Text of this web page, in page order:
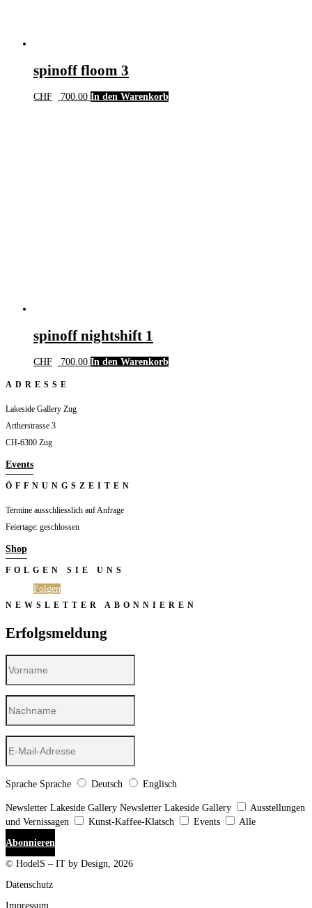
spinoff floom 3
CHF 700.00 In den Warenkorb
spinoff nightshift 1
CHF 700.00 In den Warenkorb
ADRESSE
Lakeside Gallery Zug
Artherstrasse 3
CH-6300 Zug
Events
ÖFFNUNGSZEITEN
Termine ausschliesslich auf Anfrage
Feiertage: geschlossen
Shop
FOLGEN SIE UNS
Folgen
NEWSLETTER ABONNIEREN
Erfolgsmeldung
Sprache Sprache Deutsch Englisch
Newsletter Lakeside Gallery Newsletter Lakeside Gallery
Ausstellungen
und Vernissagen
Kunst-Kaffee-Klatsch Events
Alle
Abonnieren
© HodelS – IT by Design, 2026
Datenschutz
Impressum